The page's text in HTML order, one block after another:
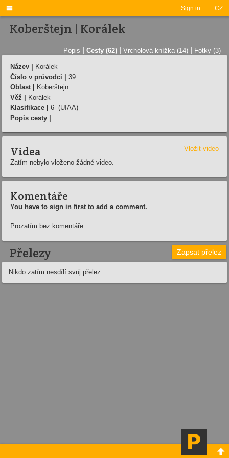
Sign in CZ

Koberštejn | Korálek
Popis Cesty (62) Vrcholová knížka (14) Fotky (3)
Název |
Korálek
Číslo v průvodci |
39
Oblast |
Koberštejn
Věž |
Korálek
Klasifikace |
6- (UIAA)
Popis cesty |
Videa
Vložit video
Zatím nebylo vloženo žádné video.
Komentáře
You have to sign in first to add a comment.
Prozatím bez komentáře.
Přelezy Zapsat přelez
Nikdo zatím nesdílí svůj přelez.
